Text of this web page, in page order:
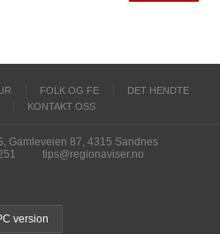
FOLK OG FE
DET HENDTE
KONTAKT OSS
Gamleveien 87, 4315 Sandnes
tips@regionaviser.no
version